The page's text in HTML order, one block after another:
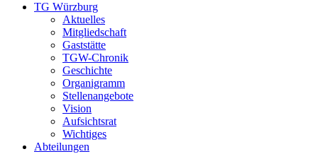
TG Würzburg
Aktuelles
Mitgliedschaft
Gaststätte
TGW-Chronik
Geschichte
Organigramm
Stellenangebote
Vision
Aufsichtsrat
Wichtiges
Abteilungen